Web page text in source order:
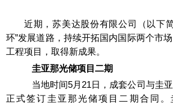
近期，苏美达股份有限公司（以下
环”发展道路，持续开拓国内国际两个市
工程项目，取得新成果。
圭亚那光储项目二期
当地时间5月21日，成套公司与圭
正式签订圭亚那光储项目二期合同。